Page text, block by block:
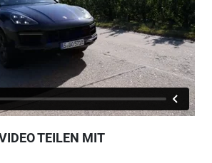
TEILEN MIT